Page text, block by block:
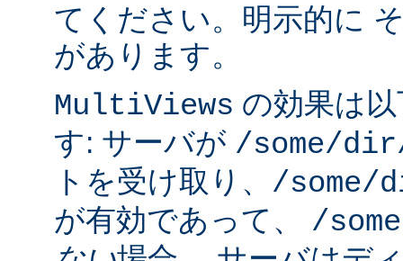
てください。明示的に
があります。
MultiViews の効果は
す: サーバが /some/
トを受け取り、 /some/
が有効であって、 /